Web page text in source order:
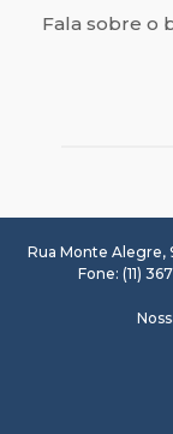
Fala sobre o
Rua Monte Alegre,
Fone: (11)